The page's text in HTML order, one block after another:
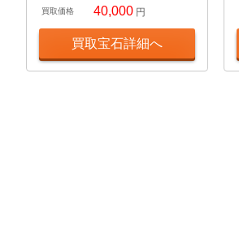
買取価格 40,000 円
買取宝石詳細へ